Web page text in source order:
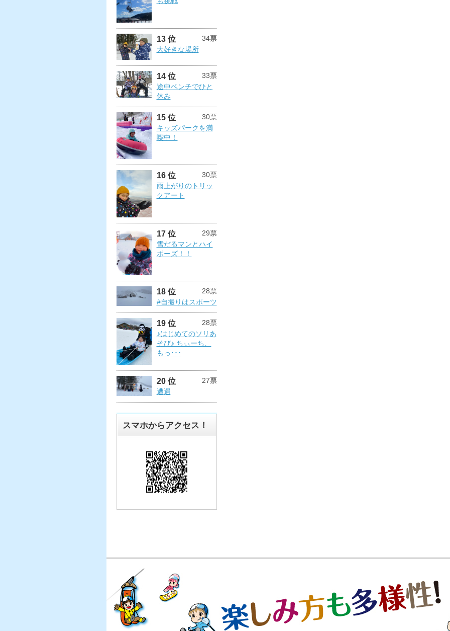
13 位
34票
大好きな場所
14 位
33票
途中ベンチでひと
休み
15 位
30票
キッズパークを満
喫中！
16 位
30票
雨上がりのトリッ
クアート
17 位
29票
雪だるマンとハイ
ポーズ！！
18 位
28票
#自撮りはスポーツ
19 位
28票
♪はじめてのソリあ
そび♪ ちぃーち、
もっ･･･
20 位
27票
遭遇
スマホからアクセス！